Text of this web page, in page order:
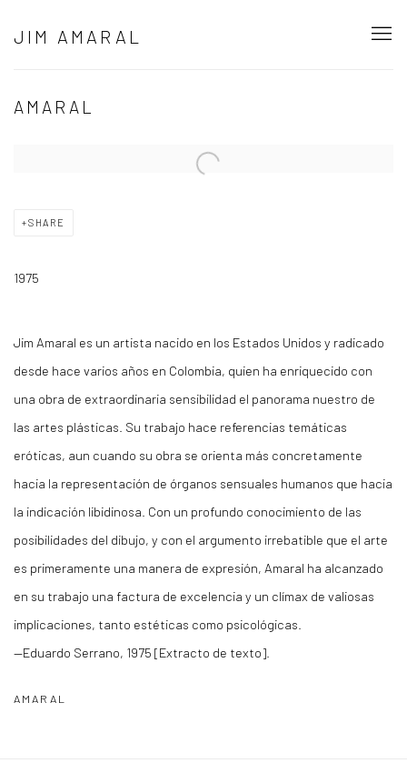
JIM AMARAL
AMARAL
Open a larger version of the following image in a popup:
SHARE
1975
Jim Amaral es un artista nacido en los Estados Unidos y radicado
desde hace varios años en Colombia, quien ha enriquecido con
una obra de extraordinaria sensibilidad el panorama nuestro de
las artes plásticas. Su trabajo hace referencias temáticas
eróticas, aun cuando su obra se orienta más concretamente
hacia la representación de órganos sensuales humanos que hacia
la indicación libidinosa. Con un profundo conocimiento de las
posibilidades del dibujo, y con el argumento irrebatible que el arte
es primeramente una manera de expresión, Amaral ha alcanzado
en su trabajo una factura de excelencia y un clímax de valiosas
implicaciones, tanto estéticas como psicológicas.
—Eduardo Serrano, 1975 [Extracto de texto].
AMARAL